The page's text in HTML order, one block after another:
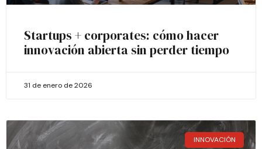
Startups + corporates: cómo hacer
innovación abierta sin perder tiempo
31 de enero de 2026
INNOVACIÓN